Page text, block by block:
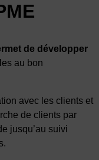
de développer
au bon
avec les clients et
de clients par
jusqu’au suivi